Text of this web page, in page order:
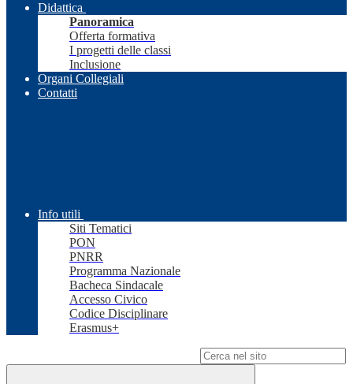
Didattica
Panoramica
Offerta formativa
I progetti delle classi
Inclusione
Organi Collegiali
Contatti
Info utili
Siti Tematici
PON
PNRR
Programma Nazionale
Bacheca Sindacale
Accesso Civico
Codice Disciplinare
Erasmus+